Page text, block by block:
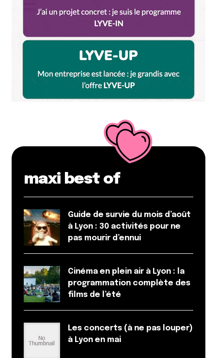
maxi best of
Guide de survie du mois d’août
à Lyon : 30 activités pour ne
pas mourir d’ennui
Cinéma en plein air à Lyon : la
programmation complète des
films de l’été
Les concerts (à ne pas louper)
à Lyon en mai